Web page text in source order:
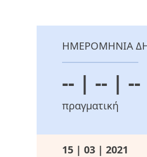
ΗΜΕΡΟΜΗΝΙΑ
-- | -- | --
πραγματική
15 | 03 | 2021